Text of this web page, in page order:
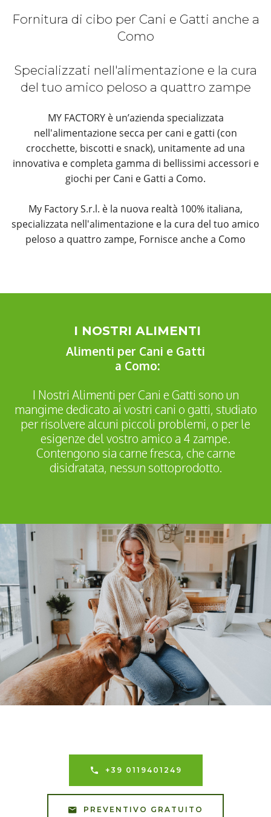
Fornitura di cibo per Cani e Gatti anche a
Como
Specializzati nell'alimentazione e la cura
del tuo amico peloso a quattro zampe
MY FACTORY è un’azienda specializzata
nell'alimentazione secca per cani e gatti (con
crocchette, biscotti e snack), unitamente ad una
innovativa e completa gamma di bellissimi accessori e
giochi per Cani e Gatti a Como.
My Factory S.r.l. è la nuova realtà 100% italiana,
specializzata nell'alimentazione e la cura del tuo amico
peloso a quattro zampe, Fornisce anche a Como
I NOSTRI ALIMENTI
Alimenti per Cani e Gatti
a Como:
I Nostri Alimenti per Cani e Gatti sono un
mangime dedicato ai vostri cani o gatti, studiato
per risolvere alcuni piccoli problemi, o per le
esigenze del vostro amico a 4 zampe.
Contengono sia carne fresca, che carne
disidratata, nessun sottoprodotto.
+39 0119401249
PREVENTIVO GRATUITO